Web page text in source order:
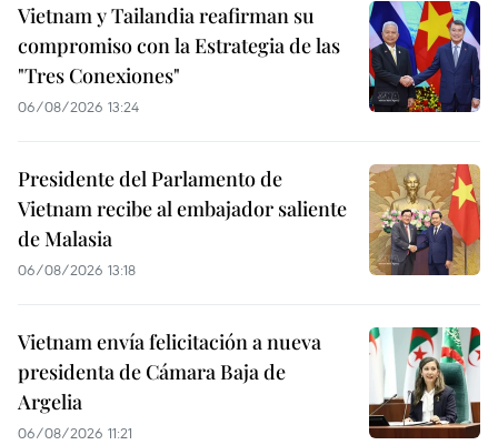
Vietnam y Tailandia reafirman su
compromiso con la Estrategia de las
"Tres Conexiones"
06/08/2026 13:24
Presidente del Parlamento de
Vietnam recibe al embajador saliente
de Malasia
06/08/2026 13:18
Vietnam envía felicitación a nueva
presidenta de Cámara Baja de
Argelia
06/08/2026 11:21